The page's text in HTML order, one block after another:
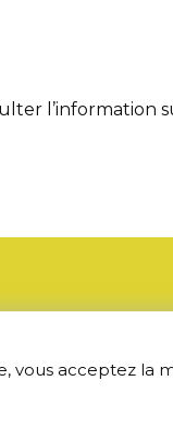
l’information
vous acceptez la